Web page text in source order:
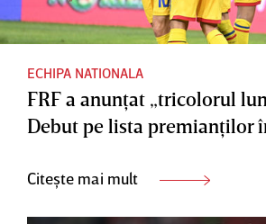
ECHIPA NATIONALA
FRF a anunţat „tricolorul
Debut pe lista premianţilor
Citește mai mult